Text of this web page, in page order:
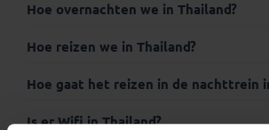
Visum:
Thuisvaccinatie.nl
Hoe overnachten we in Thailand?
Hoe reizen we in Thailand?
Hoe gaat het reizen in de nachttrein
Is er Wifi in Thailand?